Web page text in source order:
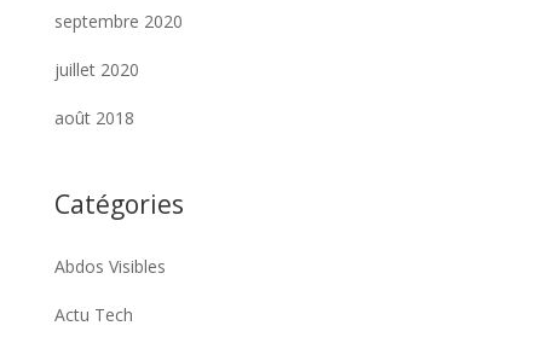
septembre 2020
juillet 2020
août 2018
Catégories
Abdos Visibles
Actu Tech